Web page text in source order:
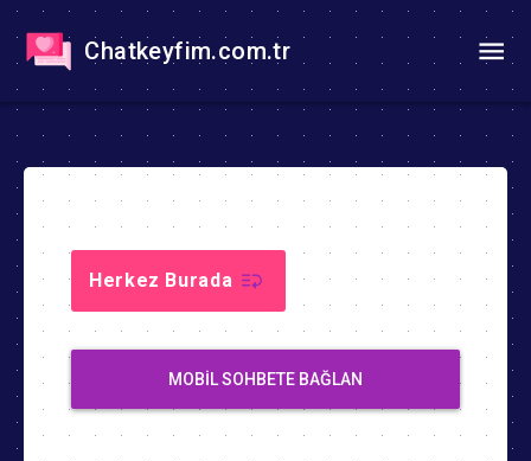
Chatkeyfim.com.tr
Herkez Burada
MOBIL SOHBETE BAĞLAN